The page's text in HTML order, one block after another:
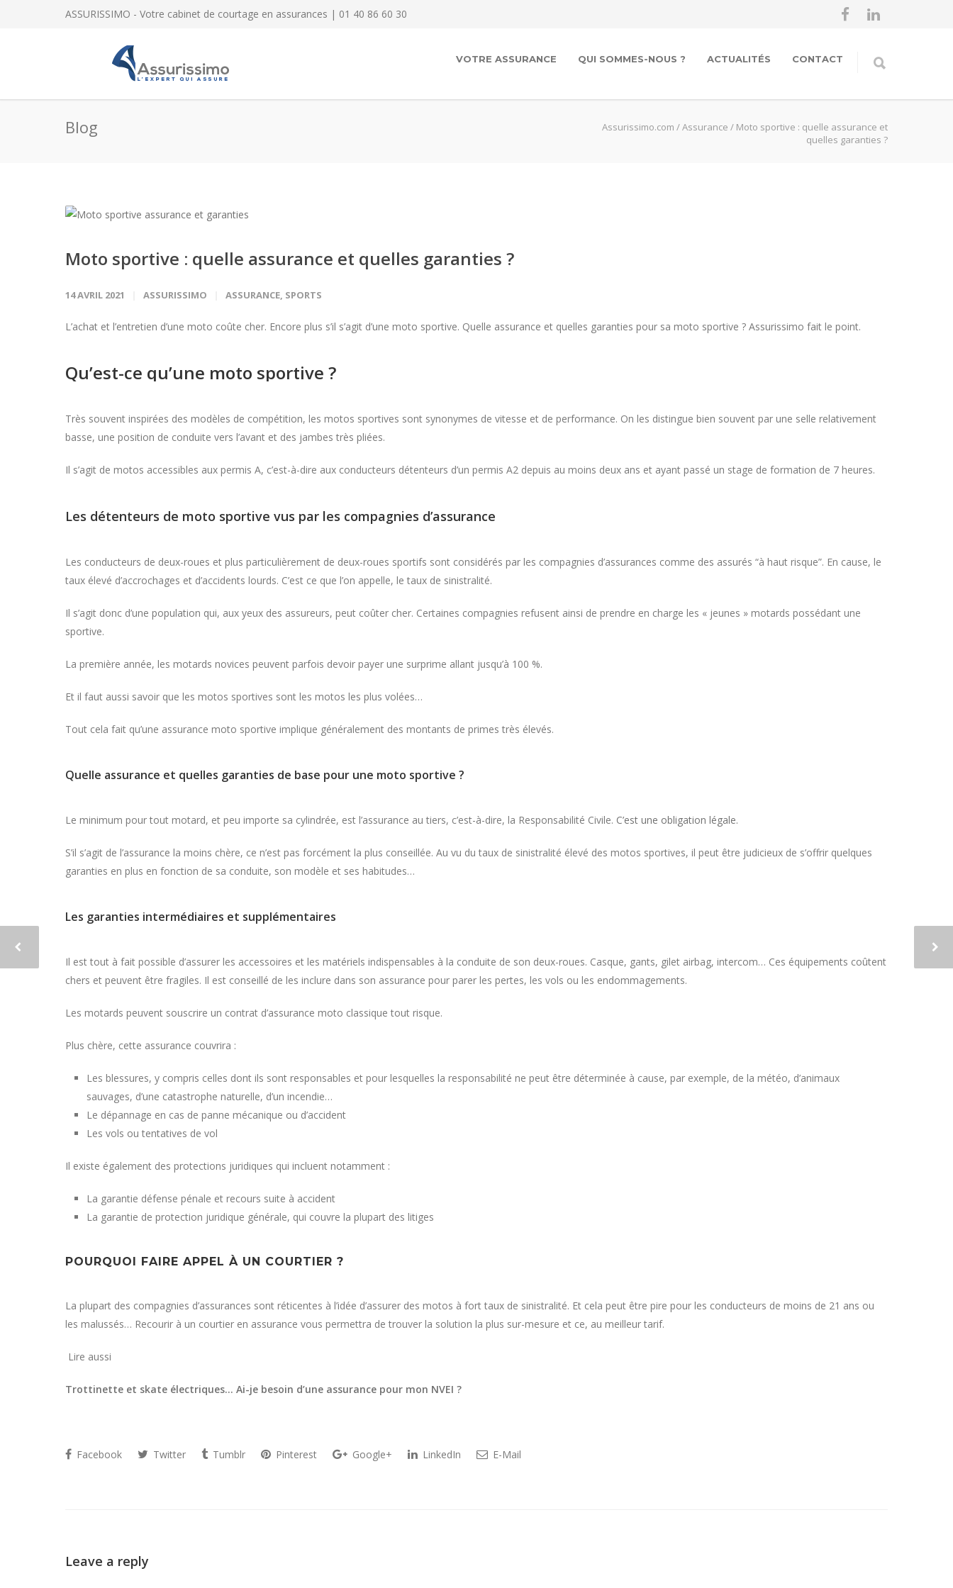
ASSURISSIMO - Votre cabinet de courtage en assurances | 01 40 86 60 30
VOTRE ASSURANCE QUI SOMMES-NOUS ? ACTUALITÉS CONTACT
Blog Assurissimo.com /Assurance / Moto sportive : quelle assurance et
quelles garanties ?
Moto sportive : quelle assurance et quelles garanties ?
14 AVRIL 2021 ASSURISSIMO ASSURANCE, SPORTS
L’achat et l’entretien d’une moto coûte cher. Encore plus s’il s’agit d’une moto sportive. Quelle assurance et quelles garanties pour sa moto sportive ? Assurissimo fait le point.
Qu’est-ce qu’une moto sportive ?
Très souvent inspirées des modèles de compétition, les motos sportives sont synonymes de vitesse et de performance. On les distingue bien souvent par une selle relativement
basse, une position de conduite vers l’avant et des jambes très pliées.
Il s’agit de motos accessibles aux permis A, c’est-à-dire aux conducteurs détenteurs d’un permis A2 depuis au moins deux ans et ayant passé un stage de formation de 7 heures.
Les détenteurs de moto sportive vus par les compagnies d’assurance
Les conducteurs de deux-roues et plus particulièrement de deux-roues sportifs sont considérés par les compagnies d’assurances comme des assurés “à haut risque”. En cause, le
taux élevé d’accrochages et d’accidents lourds. C’est ce que l’on appelle, le taux de sinistralité.
Il s’agit donc d’une population qui, aux yeux des assureurs, peut coûter cher. Certaines compagnies refusent ainsi de prendre en charge les « jeunes » motards possédant une
sportive.
La première année, les motards novices peuvent parfois devoir payer une surprime allant jusqu’à 100 %.
Et il faut aussi savoir que les motos sportives sont les motos les plus volées…
Tout cela fait qu’une assurance moto sportive implique généralement des montants de primes très élevés.
Quelle assurance et quelles garanties de base pour une moto sportive ?
Le minimum pour tout motard, et peu importe sa cylindrée, est l’assurance au tiers, c’est-à-dire, la Responsabilité Civile. C’est une obligation légale.
S’il s’agit de l’assurance la moins chère, ce n’est pas forcément la plus conseillée. Au vu du taux de sinistralité élevé des motos sportives, il peut être judicieux de s’offrir quelques
garanties en plus en fonction de sa conduite, son modèle et ses habitudes…
Les garanties intermédiaires et supplémentaires
Il est tout à fait possible d’assurer les accessoires et les matériels indispensables à la conduite de son deux-roues. Casque, gants, gilet airbag, intercom… Ces équipements coûtent
chers et peuvent être fragiles. Il est conseillé de les inclure dans son assurance pour parer les pertes, les vols ou les endommagements.
Les motards peuvent souscrire un contrat d’assurance moto classique tout risque.
Plus chère, cette assurance couvrira :
Les blessures, y compris celles dont ils sont responsables et pour lesquelles la responsabilité ne peut être déterminée à cause, par exemple, de la météo, d’animaux
sauvages, d’une catastrophe naturelle, d’un incendie…
Le dépannage en cas de panne mécanique ou d’accident
Les vols ou tentatives de vol
Il existe également des protections juridiques qui incluent notamment :
La garantie défense pénale et recours suite à accident
La garantie de protection juridique générale, qui couvre la plupart des litiges
POURQUOI FAIRE APPEL À UN COURTIER ?
La plupart des compagnies d’assurances sont réticentes à l’idée d’assurer des motos à fort taux de sinistralité. Et cela peut être pire pour les conducteurs de moins de 21 ans ou
les malussés… Recourir à un courtier en assurance vous permettra de trouver la solution la plus sur-mesure et ce, au meilleur tarif.
Lire aussi
Trottinette et skate électriques… Ai-je besoin d’une assurance pour mon NVEI ?
Facebook Twitter Tumblr Pinterest Google+ LinkedIn E-Mail
Leave a reply